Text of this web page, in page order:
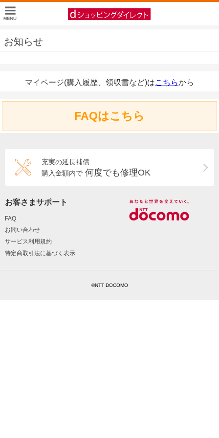
お知らせ
マイページ(購入履歴、領収書など)はこちらから
FAQはこちら
充実の延長補償
購入金額内で 何度でも修理OK
お客さまサポート
FAQ
お問い合わせ
サービス利用規約
特定商取引法に基づく表示
©NTT DOCOMO